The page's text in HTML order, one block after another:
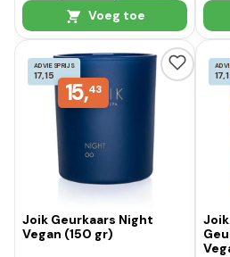
Voeg toe
ADVIESPRIJS
17,15
15,43
Joik Geurkaars Night
Vegan (150 gr)
Joik